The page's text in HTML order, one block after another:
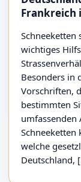
Frankreich
Schneeketten
wichtiges
Besonders in
Vorschriften,
bestimmten
welche
Deutschland,